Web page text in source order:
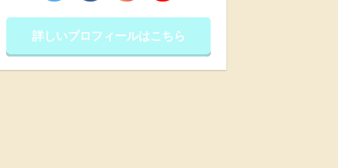
詳しいプロフィールはこちら